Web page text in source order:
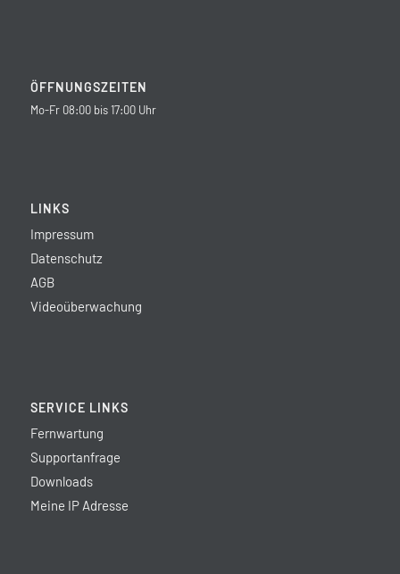
ÖFFNUNGSZEITEN
Mo-Fr 08:00 bis 17:00 Uhr
LINKS
Impressum
Datenschutz
AGB
Videoüberwachung
SERVICE LINKS
Fernwartung
Supportanfrage
Downloads
Meine IP Adresse